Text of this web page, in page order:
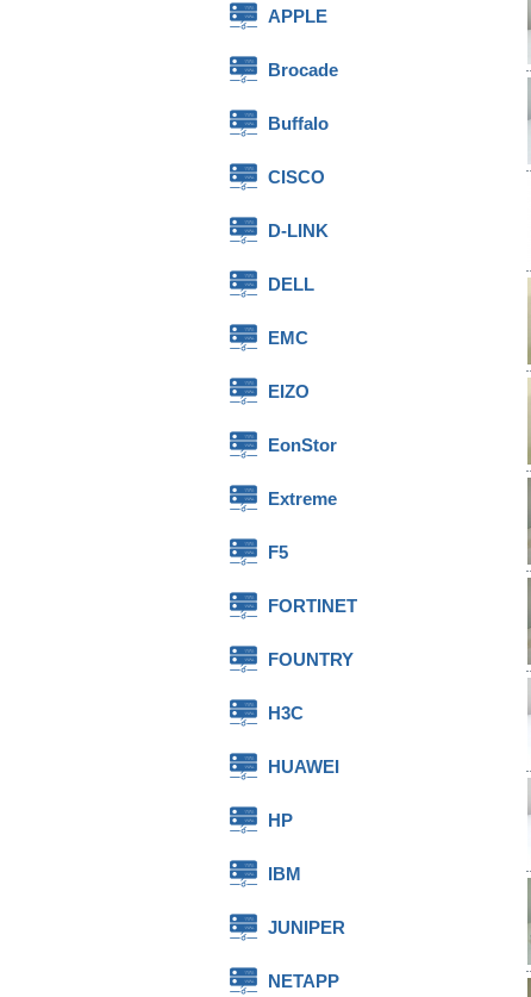
APPLE
Brocade
Buffalo
CISCO
D-LINK
DELL
EMC
EIZO
EonStor
Extreme
F5
FORTINET
FOUNTRY
H3C
HUAWEI
HP
IBM
JUNIPER
NETAPP